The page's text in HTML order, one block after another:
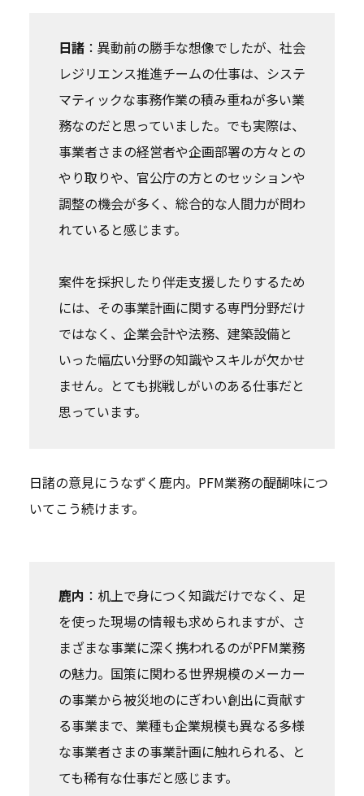
日諸：異動前の勝手な想像でしたが、社会
レジリエンス推進チームの仕事は、システ
マティックな事務作業の積み重ねが多い業
務なのだと思っていました。でも実際は、
事業者さまの経営者や企画部署の方々との
やり取りや、官公庁の方とのセッションや
調整の機会が多く、総合的な人間力が問わ
れていると感じます。
案件を採択したり伴走支援したりするため
には、その事業計画に関する専門分野だけ
ではなく、企業会計や法務、建築設備と
いった幅広い分野の知識やスキルが欠かせ
ません。とても挑戦しがいのある仕事だと
思っています。
日諸の意見にうなずく鹿内。PFM業務の醍醐味につ
いてこう続けます。
鹿内 ：机上で身につく知識だけでなく、足
を使った現場の情報も求められますが、さ
まざまな事業に深く携われるのがPFM業務
の魅力。国策に関わる世界規模のメーカー
の事業から被災地のにぎわい創出に貢献す
る事業まで、業種も企業規模も異なる多様
な事業者さまの事業計画に触れられる、と
ても稀有な仕事だと感じます。